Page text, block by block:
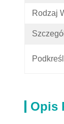
Rodzaj
Opis